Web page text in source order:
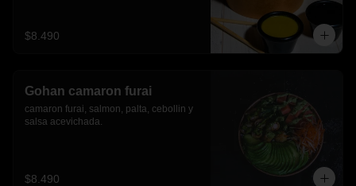
$8.490
Gohan camaron furai
camaron furai, salmon, palta, cebollin y
salsa acevichada.
$8.490